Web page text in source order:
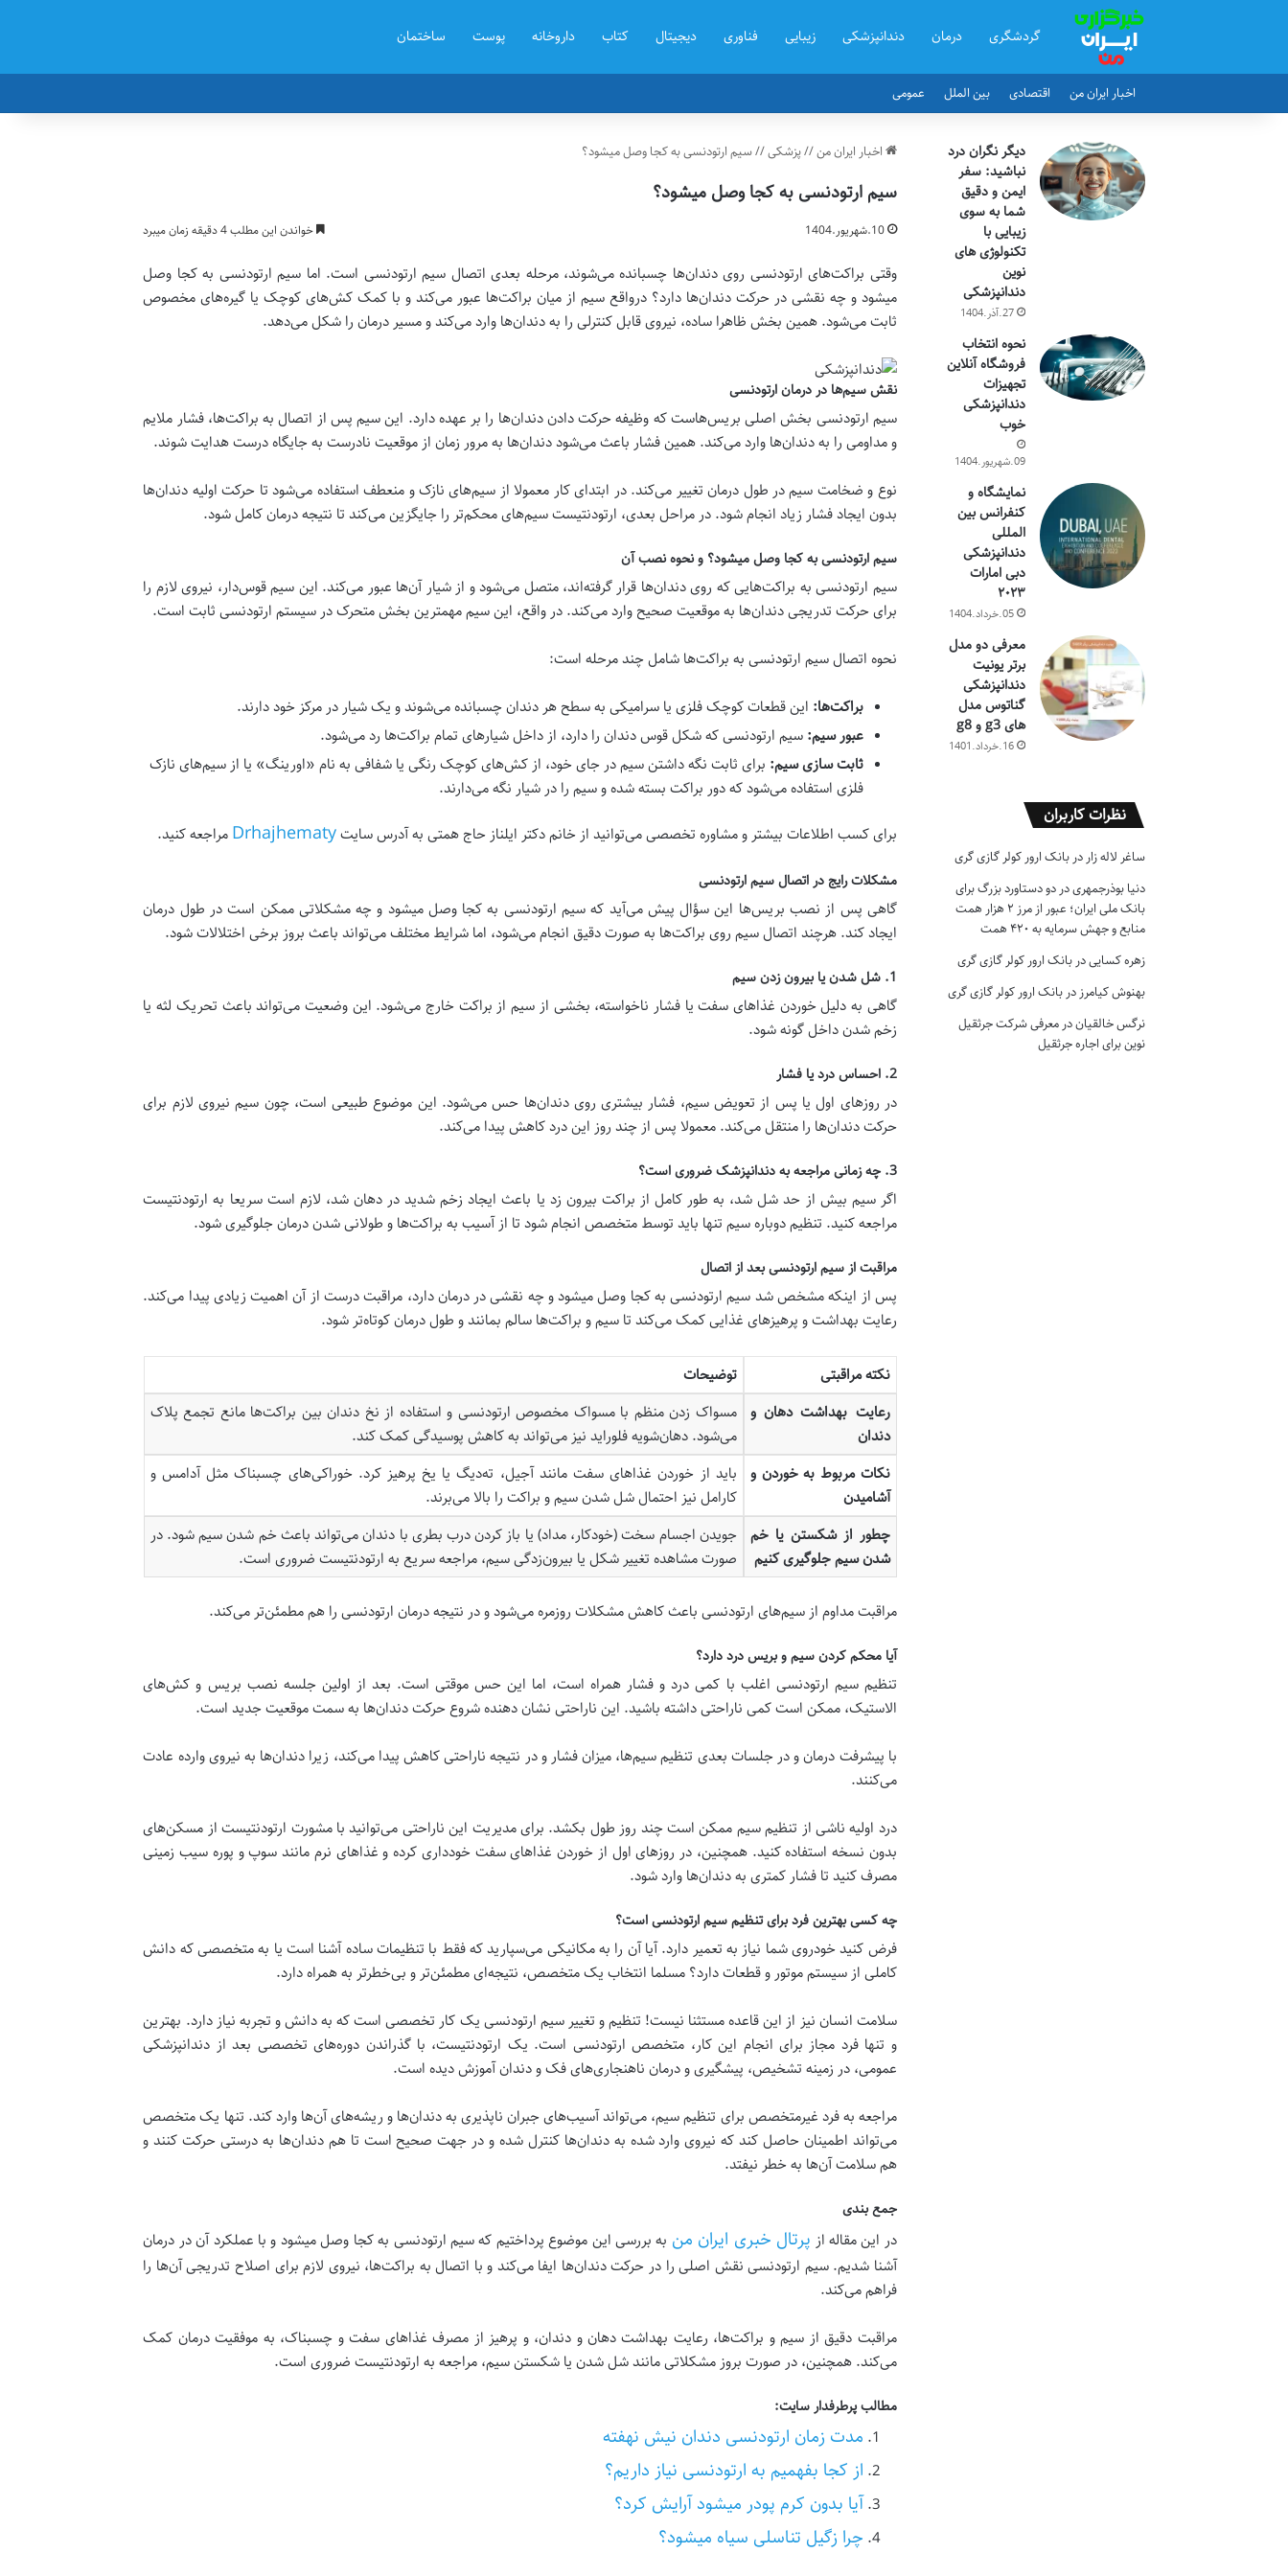
گردشگری درمان دندانپزشکی زیبایی فناوری دیجیتال کتاب داروخانه پوست ساختمان
اخبار ایران من اقتصادی بین الملل عمومی
اخبار ایران من//پزشکی//سیم ارتودنسی به کجا وصل میشود؟
سیم ارتودنسی به کجا وصل میشود؟
10.شهریور.1404 خواندن این مطلب 4 دقیقه زمان میبرد
وقتی براکت‌های ارتودنسی روی دندان‌ها چسبانده می‌شوند، مرحله بعدی اتصال سیم ارتودنسی است. اما سیم ارتودنسی به کجا وصل
میشود و چه نقشی در حرکت دندان‌ها دارد؟ درواقع سیم از میان براکت‌ها عبور می‌کند و با کمک کش‌های کوچک یا گیره‌های مخصوص
ثابت می‌شود. همین بخش ظاهرا ساده، نیروی قابل کنترلی را به دندان‌ها وارد می‌کند و مسیر درمان را شکل می‌دهد.
نقش سیم‌ها در درمان ارتودنسی
سیم ارتودنسی بخش اصلی بریس‌هاست که وظیفه حرکت دادن دندان‌ها را بر عهده دارد. این سیم پس از اتصال به براکت‌ها، فشار ملایم
و مداومی را به دندان‌ها وارد می‌کند. همین فشار باعث می‌شود دندان‌ها به مرور زمان از موقعیت نادرست به جایگاه درست هدایت شوند.
نوع و ضخامت سیم در طول درمان تغییر می‌کند. در ابتدای کار معمولا از سیم‌های نازک و منعطف استفاده می‌شود تا حرکت اولیه دندان‌ها
بدون ایجاد فشار زیاد انجام شود. در مراحل بعدی، ارتودنتیست سیم‌های محکم‌تر را جایگزین می‌کند تا نتیجه درمان کامل شود.
سیم ارتودنسی به کجا وصل میشود؟ و نحوه نصب آن
سیم ارتودنسی به براکت‌هایی که روی دندان‌ها قرار گرفته‌اند، متصل می‌شود و از شیار آن‌ها عبور می‌کند. این سیم قوس‌دار، نیروی لازم را
برای حرکت تدریجی دندان‌ها به موقعیت صحیح وارد می‌کند. در واقع، این سیم مهمترین بخش متحرک در سیستم ارتودنسی ثابت است.
نحوه اتصال سیم ارتودنسی به براکت‌ها شامل چند مرحله است:
براکت‌ها: این قطعات کوچک فلزی یا سرامیکی به سطح هر دندان چسبانده می‌شوند و یک شیار در مرکز خود دارند.
عبور سیم:سیم ارتودنسی که شکل قوس دندان را دارد، از داخل شیارهای تمام براکت‌ها رد می‌شود.
ثابت سازی سیم: برای ثابت نگه داشتن سیم در جای خود، از کش‌های کوچک رنگی یا شفافی به نام «اورینگ» یا از سیم‌های نازک
فلزی استفاده می‌شود که دور براکت بسته شده و سیم را در شیار نگه می‌دارند.
برای کسب اطلاعات بیشتر و مشاوره تخصصی می‌توانید از خانم دکتر ایلناز حاج همتی به آدرس سایتDrhajhematy مراجعه کنید.
مشکلات رایج در اتصال سیم ارتودنسی
گاهی پس از نصب بریس‌ها این سؤال پیش می‌آید که سیم ارتودنسی به کجا وصل میشود و چه مشکلاتی ممکن است در طول درمان
ایجاد کند. هرچند اتصال سیم روی براکت‌ها به صورت دقیق انجام می‌شود، اما شرایط مختلف می‌تواند باعث بروز برخی اختلالات شود.
1. شل شدن یا بیرون زدن سیم
گاهی به دلیل خوردن غذاهای سفت یا فشار ناخواسته، بخشی از سیم از براکت خارج می‌شود. این وضعیت می‌تواند باعث تحریک لثه یا
زخم شدن داخل گونه شود.
2. احساس درد یا فشار
در روزهای اول یا پس از تعویض سیم، فشار بیشتری روی دندان‌ها حس می‌شود. این موضوع طبیعی است، چون سیم نیروی لازم برای
حرکت دندان‌ها را منتقل می‌کند. معمولا پس از چند روز این درد کاهش پیدا می‌کند.
3. چه زمانی مراجعه به دندانپزشک ضروری است؟
اگر سیم بیش از حد شل شد، به طور کامل از براکت بیرون زد یا باعث ایجاد زخم شدید در دهان شد، لازم است سریعا به ارتودنتیست
مراجعه کنید. تنظیم دوباره سیم تنها باید توسط متخصص انجام شود تا از آسیب به براکت‌ها و طولانی شدن درمان جلوگیری شود.
مراقبت از سیم ارتودنسی بعد از اتصال
پس از اینکه مشخص شد سیم ارتودنسی به کجا وصل میشود و چه نقشی در درمان دارد، مراقبت درست از آن اهمیت زیادی پیدا می‌کند.
رعایت بهداشت و پرهیزهای غذایی کمک می‌کند تا سیم و براکت‌ها سالم بمانند و طول درمان کوتاه‌تر شود.
نکته مراقبتی
توضیحات
رعایت بهداشت دهان و
دندان
مسواک زدن منظم با مسواک مخصوص ارتودنسی و استفاده از نخ دندان بین براکت‌ها مانع تجمع پلاک
می‌شود. دهان‌شویه فلوراید نیز می‌تواند به کاهش پوسیدگی کمک کند.
نکات مربوط به خوردن و
آشامیدن
باید از خوردن غذاهای سفت مانند آجیل، ته‌دیگ یا یخ پرهیز کرد. خوراکی‌های چسبناک مثل آدامس و
کارامل نیز احتمال شل شدن سیم و براکت را بالا می‌برند.
چطور از شکستن یا خم
شدن سیم جلوگیری کنیم
جویدن اجسام سخت (خودکار، مداد) یا باز کردن درب بطری با دندان می‌تواند باعث خم شدن سیم شود. در
صورت مشاهده تغییر شکل یا بیرون‌زدگی سیم، مراجعه سریع به ارتودنتیست ضروری است.
مراقبت مداوم از سیم‌های ارتودنسی باعث کاهش مشکلات روزمره می‌شود و در نتیجه درمان ارتودنسی را هم مطمئن‌تر می‌کند.
آیا محکم کردن سیم و بریس درد دارد؟
تنظیم سیم ارتودنسی اغلب با کمی درد و فشار همراه است، اما این حس موقتی است. بعد از اولین جلسه نصب بریس و کش‌های
الاستیک، ممکن است کمی ناراحتی داشته باشید. این ناراحتی نشان دهنده شروع حرکت دندان‌ها به سمت موقعیت جدید است.
با پیشرفت درمان و در جلسات بعدی تنظیم سیم‌ها، میزان فشار و در نتیجه ناراحتی کاهش پیدا می‌کند، زیرا دندان‌ها به نیروی وارده عادت
می‌کنند.
درد اولیه ناشی از تنظیم سیم ممکن است چند روز طول بکشد. برای مدیریت این ناراحتی می‌توانید با مشورت ارتودنتیست از مسکن‌های
بدون نسخه استفاده کنید. همچنین، در روزهای اول از خوردن غذاهای سفت خودداری کرده و غذاهای نرم مانند سوپ و پوره سیب زمینی
مصرف کنید تا فشار کمتری به دندان‌ها وارد شود.
چه کسی بهترین فرد برای تنظیم سیم ارتودنسی است؟
فرض کنید خودروی شما نیاز به تعمیر دارد. آیا آن را به مکانیکی می‌سپارید که فقط با تنظیمات ساده آشنا است یا به متخصصی که دانش
کاملی از سیستم موتور و قطعات دارد؟ مسلما انتخاب یک متخصص، نتیجه‌ای مطمئن‌تر و بی‌خطرتر به همراه دارد.
سلامت انسان نیز از این قاعده مستثنا نیست! تنظیم و تغییر سیم ارتودنسی یک کار تخصصی است که به دانش و تجربه نیاز دارد. بهترین
و تنها فرد مجاز برای انجام این کار، متخصص ارتودنسی است. یک ارتودنتیست، با گذراندن دوره‌های تخصصی بعد از دندانپزشکی
عمومی، در زمینه تشخیص، پیشگیری و درمان ناهنجاری‌های فک و دندان آموزش دیده است.
مراجعه به فرد غیرمتخصص برای تنظیم سیم، می‌تواند آسیب‌های جبران ناپذیری به دندان‌ها و ریشه‌های آن‌ها وارد کند. تنها یک متخصص
می‌تواند اطمینان حاصل کند که نیروی وارد شده به دندان‌ها کنترل شده و در جهت صحیح است تا هم دندان‌ها به درستی حرکت کنند و
هم سلامت آن‌ها به خطر نیفتد.
جمع بندی
در این مقاله از پرتال خبری ایران من به بررسی این موضوع پرداختیم که سیم ارتودنسی به کجا وصل میشود و با عملکرد آن در درمان
آشنا شدیم. سیم ارتودنسی نقش اصلی را در حرکت دندان‌ها ایفا می‌کند و با اتصال به براکت‌ها، نیروی لازم برای اصلاح تدریجی آن‌ها را
فراهم می‌کند.
مراقبت دقیق از سیم و براکت‌ها، رعایت بهداشت دهان و دندان، و پرهیز از مصرف غذاهای سفت و چسبناک، به موفقیت درمان کمک
می‌کند. همچنین، در صورت بروز مشکلاتی مانند شل شدن یا شکستن سیم، مراجعه به ارتودنتیست ضروری است.
مطالب پرطرفدار سایت:
مدت زمان ارتودنسی دندان نیش نهفته
از کجا بفهمیم به ارتودنسی نیاز داریم؟
آیا بدون کرم پودر میشود آرایش کرد؟
چرا زگیل تناسلی سیاه میشود؟
دیگر نگران درد
نباشید: سفر
ایمن و دقیق
شما به سوی
زیبایی با
تکنولوژی های
نوین
دندانپزشکی
27.آذر.1404
نحوه انتخاب
فروشگاه آنلاین
تجهیزات
دندانپزشکی
خوب
09.شهریور.1404
نمایشگاه و
کنفرانس بین
المللی
دندانپزشکی
دبی امارات
۲۰۲۳
05.خرداد.1404
معرفی دو مدل
برتر یونیت
دندانپزشکی
گناتوس مدل
های g3 و g8
16.خرداد.1401
نظرات کاربران
ساغر لاله زار دربانک ارور کولر گازی گری
دنیا بوذرجمهریدردو دستاورد بزرگ برای
بانک ملی ایران؛ عبور از مرز ۲ هزار همت
منابع و جهش سرمایه به ۴۲۰ همت
زهره کساییدربانک ارور کولر گازی گری
بهنوش کیامرز دربانک ارور کولر گازی گری
نرگس خالقیاندرمعرفی شرکت جرثقیل
نوین برای اجاره جرثقیل